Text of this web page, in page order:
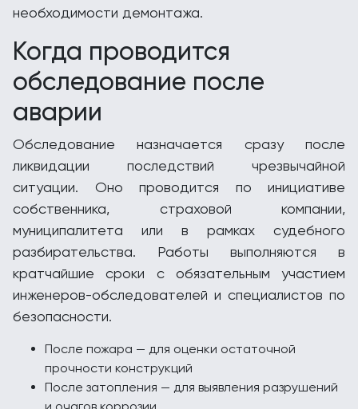
необходимости демонтажа.
Когда проводится
обследование после
аварии
Обследование назначается сразу после
ликвидации последствий чрезвычайной
ситуации. Оно проводится по инициативе
собственника, страховой компании,
муниципалитета или в рамках судебного
разбирательства. Работы выполняются в
кратчайшие сроки с обязательным участием
инженеров-обследователей и специалистов по
безопасности.
После пожара — для оценки остаточной
прочности конструкций
После затопления — для выявления разрушений